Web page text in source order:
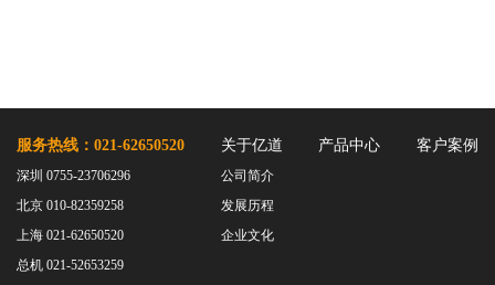
服务热线：021-62650520
深圳 0755-23706296
北京 010-82359258
上海 021-62650520
总机 021-52653259
关于亿道
公司简介
发展历程
企业文化
产品中心 客户案例